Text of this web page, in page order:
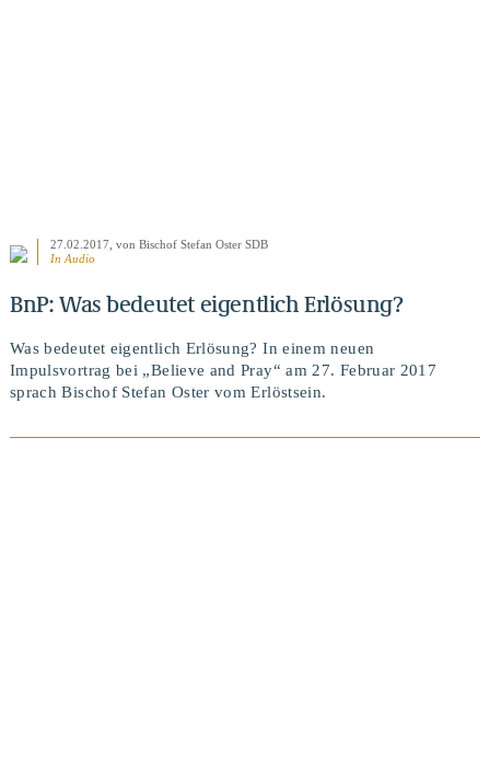
27.02.2017 , von Bischof Stefan Oster SDB
In Audio
BnP: Was bedeutet eigentlich Erlösung?
Was bedeutet eigentlich Erlösung? In einem neuen
Impulsvortrag bei „Believe and Pray“ am 27. Februar 2017
sprach Bischof Stefan Oster vom Erlöstsein.